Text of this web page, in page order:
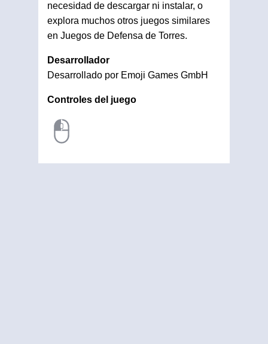
necesidad de descargar ni instalar, o
explora muchos otros juegos similares
en Juegos de Defensa de Torres.
Desarrollador
Desarrollado por Emoji Games GmbH
Controles del juego